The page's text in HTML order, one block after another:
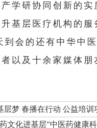
学研协同创新的
基层医疗机构的
到会的还有中华中
以及十余家媒体朋
层梦 春播在行动 公益培训
文化进基层”中医药健康